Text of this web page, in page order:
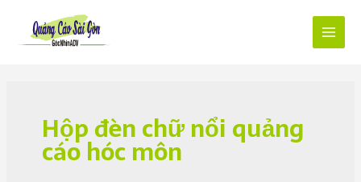
content
Main
Hộp đèn chữ nổi quảng
cáo hóc môn